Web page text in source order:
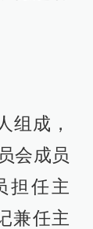
组成，
会成员
担任主
兼任主